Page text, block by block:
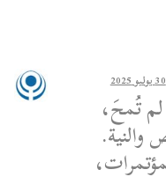
30 يوليو 2025
تُمحَ،